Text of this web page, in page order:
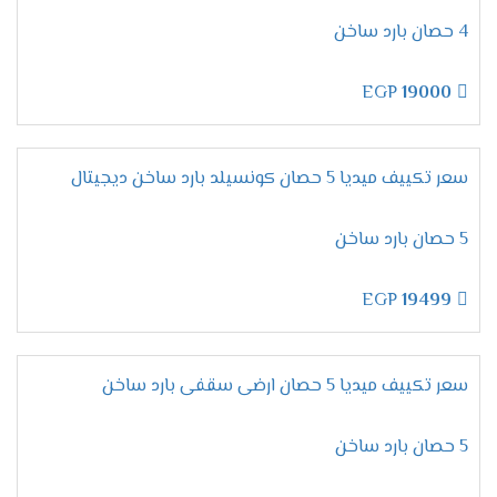
على مكانة عالية فى الاسواق ولتلك السبب تحصل
المنخفضة المناسبة لجميع العملاء .
تقدم لنا الشركة أرقام يتم استخدامها لكى يتم طلب
المكيف فقط اتصل علينا واختار المكيف المناسب لك
وأطلبه وسيتم ارسالة لحد باب البيت وجميع الاسعار
ضمان تكييف ميديا 2026
مهما تكلمنا عن مميزات وإمكانيات تكييف ميديا لا
تنتهى أبدا لأنه جهاز متكامل يجعلنا مستمتعين
بأوقاتنا نستطيع استخدامه فى جميع الاوقات كما أن
الشركة توفر لنا معه ضمان لمدة خمس سنوات شاملة
اسعار تكييف ميديا 2024
4 حصان بارد ساخن
19000
سعر تكييف ميديا 5 حصان كونسيلد بارد ساخن ديجيتال
5 حصان بارد ساخن
19499
سعر تكييف ميديا 5 حصان ارضى سقفى بارد ساخن
5 حصان بارد ساخن